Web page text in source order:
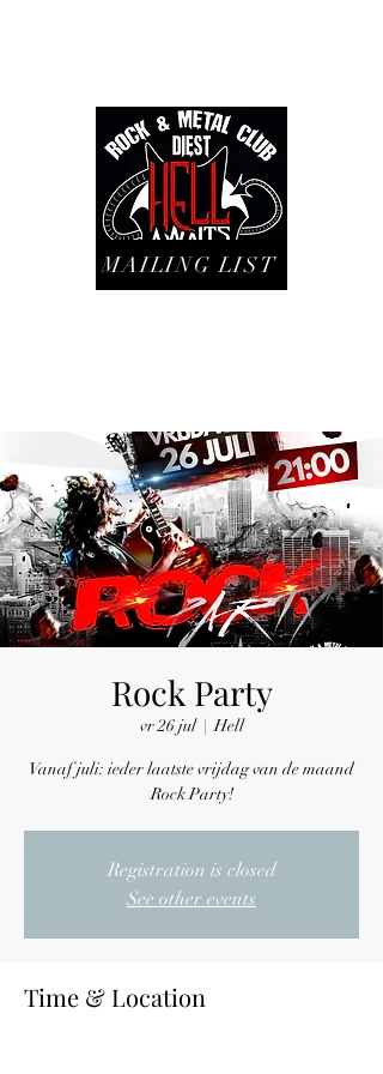
MAILING LIST
Rock Party
vr 26 jul
  |
Hell
Vanaf juli: ieder laatste vrijdag van de maand
Rock Party!
Registration is closed
See other events
Time & Location